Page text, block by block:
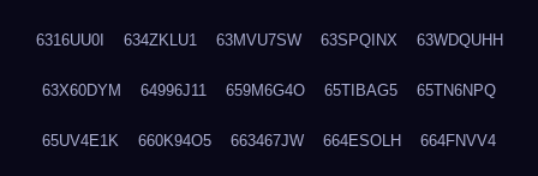
6316UU0I 634ZKLU1 63MVU7SW 63SPQINX 63WDQUHH
63X60DYM 64996J11 659M6G4O 65TIBAG5 65TN6NPQ
65UV4E1K 660K94O5 663467JW 664ESOLH 664FNVV4